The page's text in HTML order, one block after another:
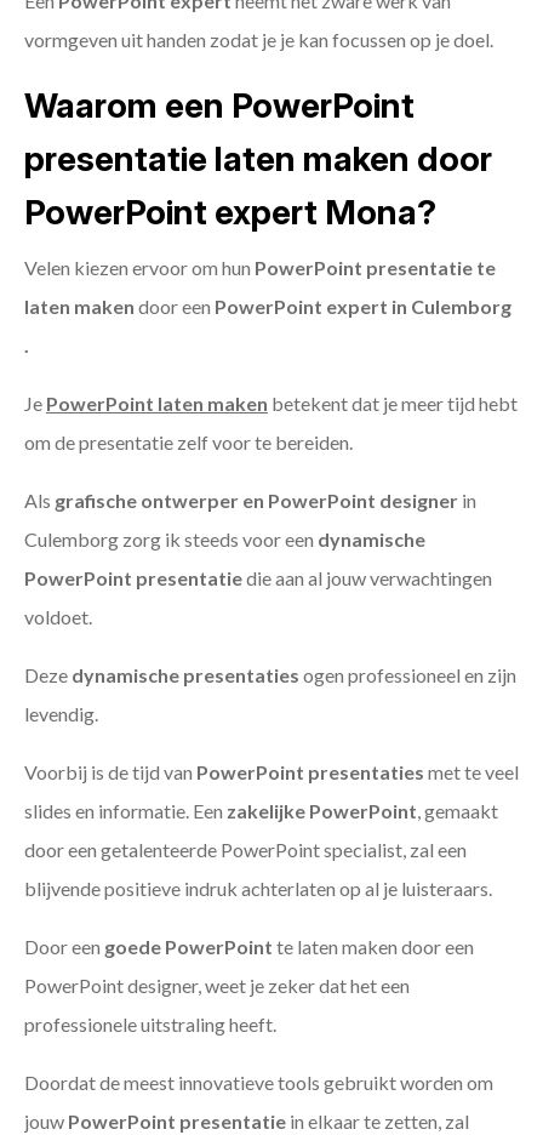
vormgeven uit handen zodat je je kan focussen op je doel.
Waarom een PowerPoint
presentatie laten maken door
PowerPoint expert Mona?
Velen kiezen ervoor om hun PowerPoint presentatie te
laten maken door een PowerPoint expert in Culemborg
.
Je PowerPoint laten maken betekent dat je meer tijd hebt
om de presentatie zelf voor te bereiden.
Als grafische ontwerper en PowerPoint designer in
Culemborg zorg ik steeds voor een dynamische
PowerPoint presentatiedie aan al jouw verwachtingen
voldoet.
Deze dynamische presentaties ogen professioneel en zijn
levendig.
Voorbij is de tijd van PowerPoint presentaties met te veel
slides en informatie. Een zakelijke PowerPoint, gemaakt
door een getalenteerde PowerPoint specialist, zal een
blijvende positieve indruk achterlaten op al je luisteraars.
Door een goede PowerPoint te laten maken door een
PowerPoint designer, weet je zeker dat het een
professionele uitstraling heeft.
Doordat de meest innovatieve tools gebruikt worden om
jouw PowerPoint presentatie in elkaar te zetten, zal